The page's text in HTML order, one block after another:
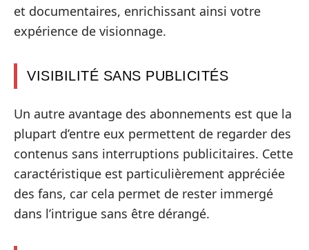
et documentaires, enrichissant ainsi votre
expérience de visionnage.
VISIBILITÉ SANS PUBLICITÉS
Un autre avantage des abonnements est que la
plupart d’entre eux permettent de regarder des
contenus sans interruptions publicitaires. Cette
caractéristique est particulièrement appréciée
des fans, car cela permet de rester immergé
dans l’intrigue sans être dérangé.